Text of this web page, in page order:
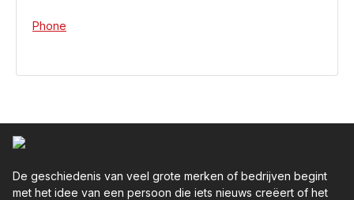
Phone
De geschiedenis van veel grote merken of bedrijven begint
met het idee van een persoon die iets nieuws creëert of het